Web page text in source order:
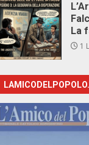
La
1